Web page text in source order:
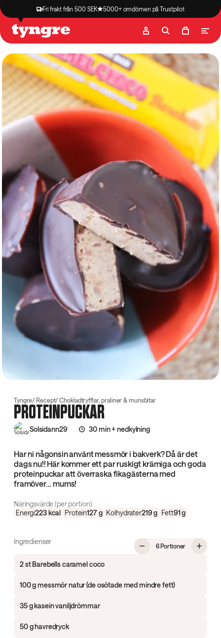
Fri frakt från 500 SEK 5000+ omdömen på Trustpilot
Butik Recept
Tyngre Recept Chokladtryfflar, praliner & munsbitar
PROTEINPUCKAR
Solsidann29 30 min + nedkylning
Har ni någonsin använt messmör i bakverk? Då är det
dags nu!! Här kommer ett par ruskigt krämiga och goda
proteinpuckar att överraska fikagästerna med
framöver... mums!
Näringsvärde (per portion)
Energi223kcal Protein127g Kolhydrater219 g Fett91g
Ingredienser
6 Portioner,
2 st Barebells caramel coco
100 g messmör natur (de osötade med mindre fett)
35 g kasein vaniljdrömmar
50 g havredryck